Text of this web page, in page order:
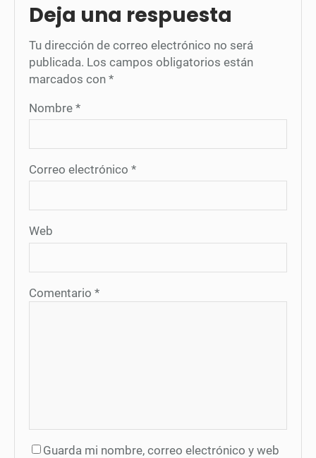
Deja una respuesta
Tu dirección de correo electrónico no será
publicada. Los campos obligatorios están
marcados con *
Nombre *
Correo electrónico *
Web
Comentario *
Guarda mi nombre, correo electrónico y web